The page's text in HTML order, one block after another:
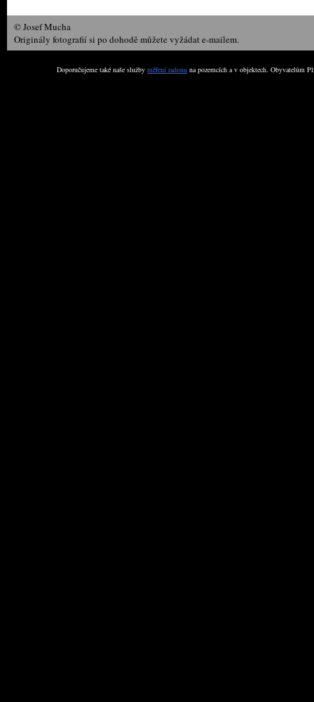
© Josef Mucha
Originály fotografií si po dohodě můžete vyžádat e-mailem.
Doporučujeme také naše služby měření radonu na pozemcích a v objektech. Obyvatelům